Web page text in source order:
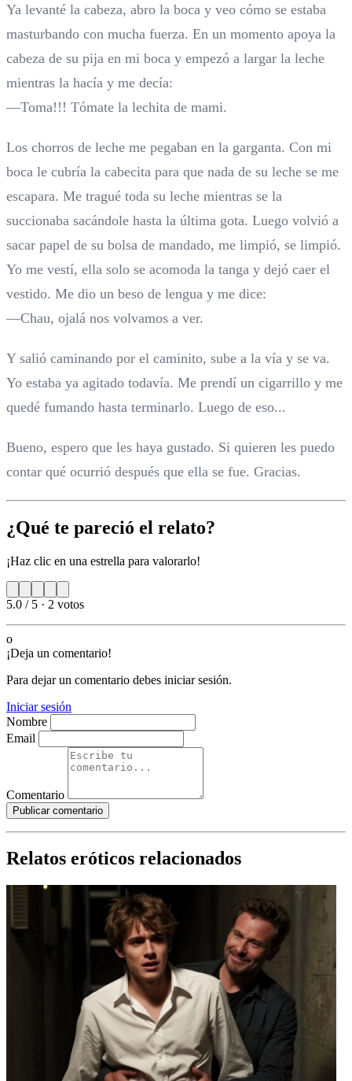
Ya levanté la cabeza, abro la boca y veo cómo se estaba
masturbando con mucha fuerza. En un momento apoya la
cabeza de su pija en mi boca y empezó a largar la leche
mientras la hacía y me decía:
—Toma!!! Tómate la lechita de mami.
Los chorros de leche me pegaban en la garganta. Con mi
boca le cubría la cabecita para que nada de su leche se me
escapara. Me tragué toda su leche mientras se la
succionaba sacándole hasta la última gota. Luego volvió a
sacar papel de su bolsa de mandado, me limpió, se limpió.
Yo me vestí, ella solo se acomoda la tanga y dejó caer el
vestido. Me dio un beso de lengua y me dice:
—Chau, ojalá nos volvamos a ver.
Y salió caminando por el caminito, sube a la vía y se va.
Yo estaba ya agitado todavía. Me prendí un cigarrillo y me
quedé fumando hasta terminarlo. Luego de eso...
Bueno, espero que les haya gustado. Si quieren les puedo
contar qué ocurrió después que ella se fue. Gracias.
¿Qué te pareció el relato?
¡Haz clic en una estrella para valorarlo!
5.0 / 5 · 2 votos
o
¡Deja un comentario!
Para dejar un comentario debes iniciar sesión.
Iniciar sesión
Nombre
Email
Comentario
Publicar comentario
Relatos eróticos relacionados